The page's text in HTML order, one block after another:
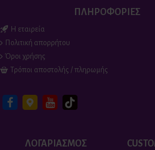
ΠΛΗΡΟΦΟΡΙΕΣ
Η εταιρεία
Πολιτική απορρήτου
Όροι χρήσης
Τρόποι αποστολής / πληρωμής
ΛΟΓΑΡΙΑΣΜΟΣ